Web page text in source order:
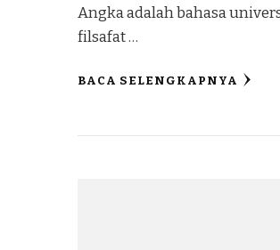
Angka adalah bahasa
filsafat …
BACA SELENGKAPNYA